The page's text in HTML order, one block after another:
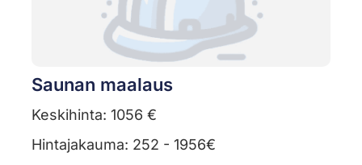
Saunan maalaus
Keskihinta: 1056 €
Hintajakauma: 252 - 1956€